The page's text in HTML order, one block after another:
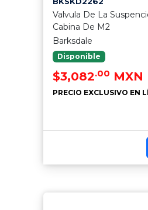
Valvula De La
Cabina De M2
Barksdale
Disponible
$3,082.00 MXN
PRECIO EXCLUSIVO EN